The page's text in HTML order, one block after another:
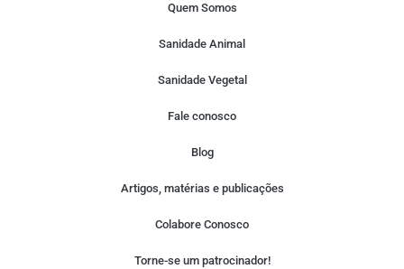
Quem Somos
Sanidade Animal
Sanidade Vegetal
Fale conosco
Blog
Artigos, matérias e publicações
Colabore Conosco
Torne-se um patrocinador!